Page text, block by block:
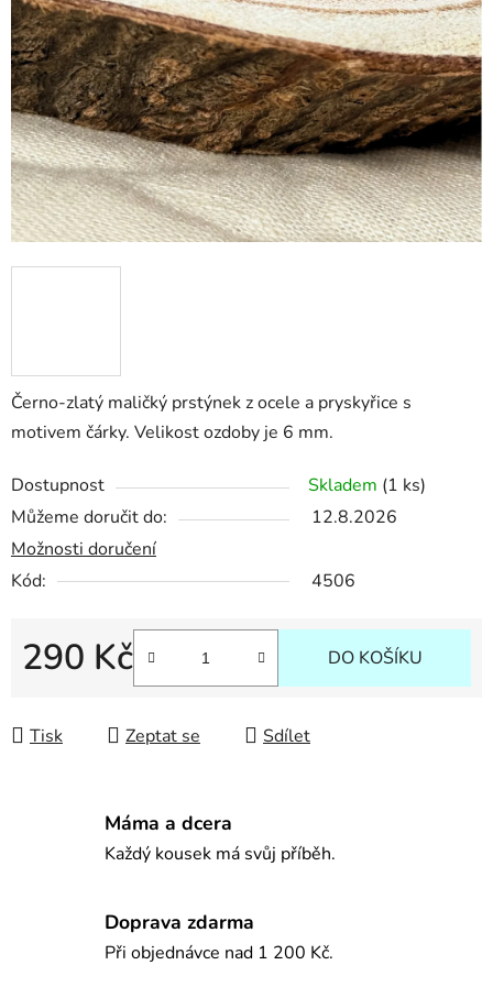
Černo-zlatý maličký prstýnek z ocele a pryskyřice s
motivem čárky. Velikost ozdoby je 6 mm.
Dostupnost Skladem (1 ks)
Můžeme doručit do:
12.8.2026
Možnosti doručení
Kód:
4506
290 Kč DO KOŠÍKU
Tisk Zeptat se Sdílet
Máma a dcera
Každý kousek má svůj příběh.
Doprava zdarma
Při objednávce nad 1 200 Kč.